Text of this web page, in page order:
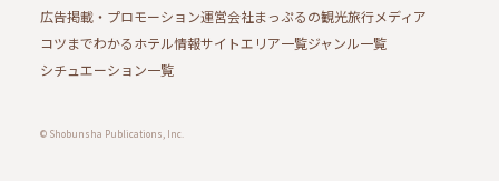
広告掲載・プロモーション運営会社まっぷるの観光旅行メディア
コツまでわかるホテル情報サイトエリア一覧ジャンル一覧
シチュエーション一覧
© Shobunsha Publications, Inc.